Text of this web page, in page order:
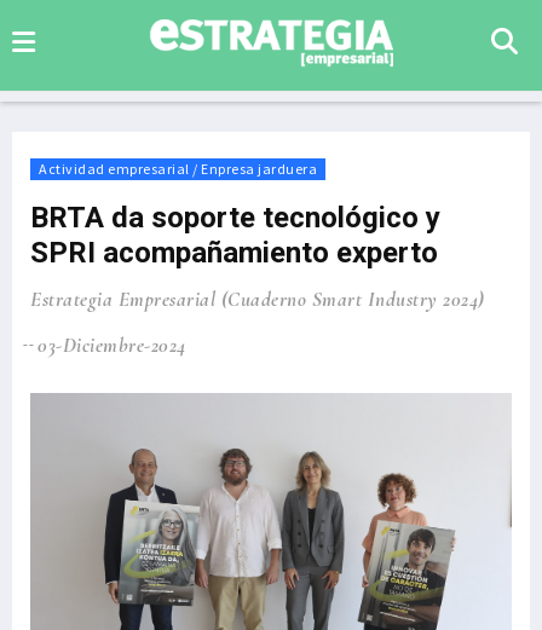
Actividad empresarial / Enpresa jarduera
BRTA da soporte tecnológico y
SPRI acompañamiento experto
Estrategia Empresarial (Cuaderno Smart Industry 2024)
03-Diciembre-2024